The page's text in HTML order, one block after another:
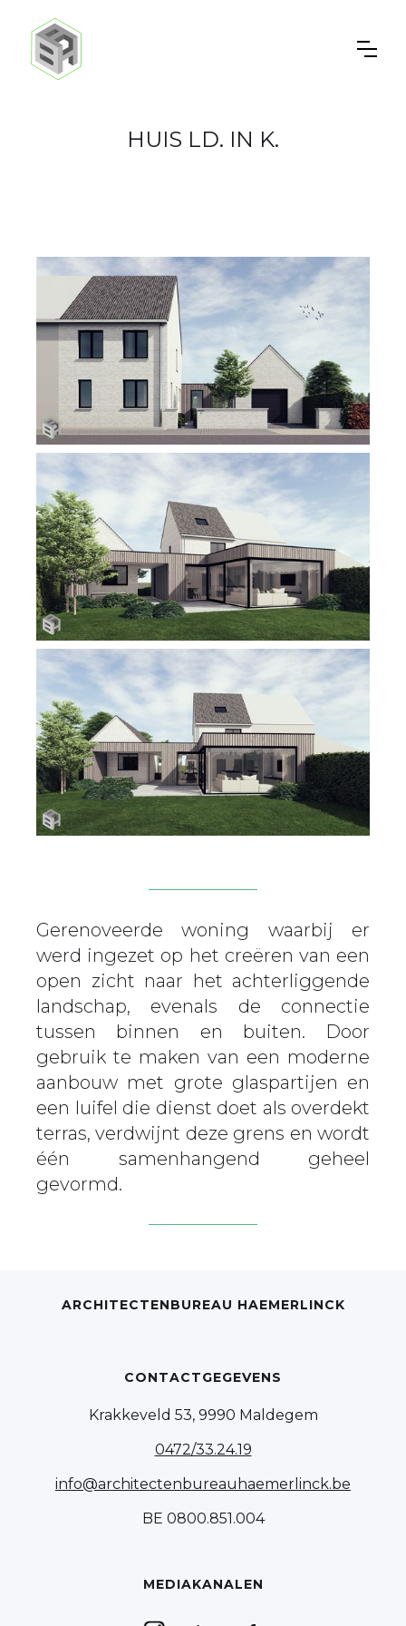
HUIS LD. IN K.
Gerenoveerde woning waarbij er
werd ingezet op het creëren van een
open zicht naar het achterliggende
landschap, evenals de connectie
tussen binnen en buiten. Door
gebruik te maken van een moderne
aanbouw met grote glaspartijen en
een luifel die dienst doet als overdekt
terras, verdwijnt deze grens en wordt
één samenhangend geheel
gevormd.
ARCHITECTENBUREAU HAEMERLINCK
CONTACTGEGEVENS
Krakkeveld 53, 9990 Maldegem
0472/33.24.19
info@architectenbureauhaemerlinck.be
BE 0800.851.004
MEDIAKANALEN